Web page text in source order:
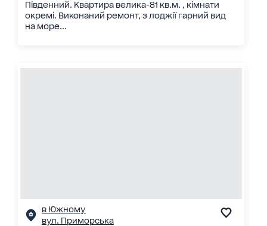
Південний. Квартира велика-81 кв.м. , кімнати
окремі. Виконаний ремонт, з лоджії гарний вид
на море...
в Южному
вул. Приморська